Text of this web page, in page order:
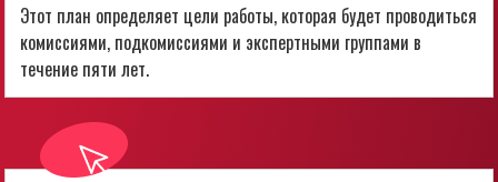
Этот план определяет цели работы, которая будет проводиться
комиссиями, подкомиссиями и экспертными группами в
течение пяти лет.